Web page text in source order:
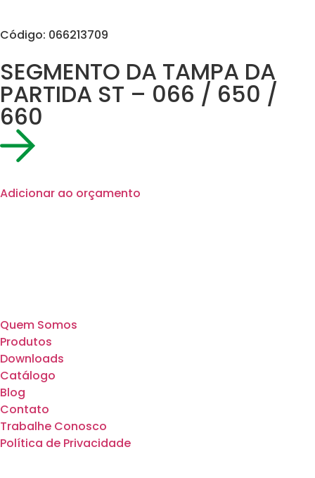
Código: 066213709
SEGMENTO DA TAMPA DA
PARTIDA ST – 066 / 650 /
660
Adicionar ao orçamento
Quem Somos
Produtos
Downloads
Catálogo
Blog
Contato
Trabalhe Conosco
Política de Privacidade